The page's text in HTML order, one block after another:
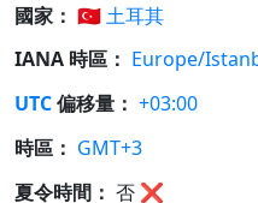
國家： 🇹🇷土耳其
IANA 時區： Europe/
UTC偏移量： +03:00
時區： GMT+3
夏令時間： 否 ❌